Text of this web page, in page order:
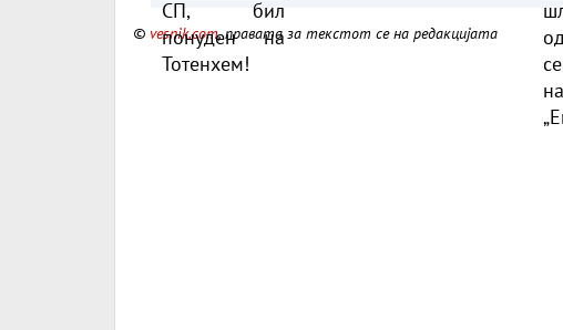
© vesnik.com, правата за текстот се на редакцијата